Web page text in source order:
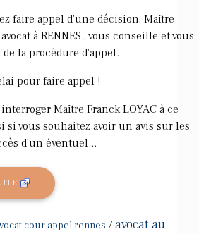
faire appel d'une décision, Maître
à RENNES , vous conseille et vous
la procédure d'appel.
pour faire appel !
Maître Franck LOYAC à ce
si vous souhaitez avoir un avis sur les
d'un éventuel...
cour appel rennes /avocat au